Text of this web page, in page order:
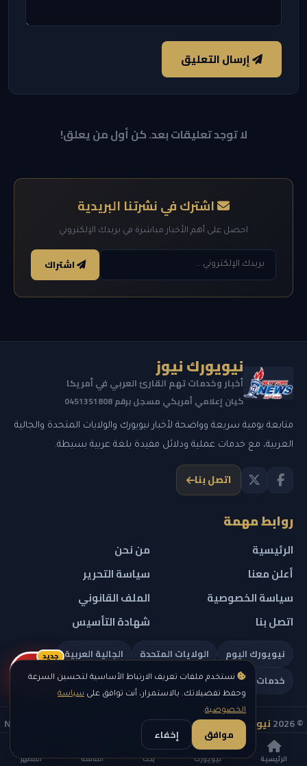
الرئيسية نيويورك بحث القائمة المظهر
نستخدم ملفات تعريف الارتباط الأساسية لتحسين السرعة
وحفظ تفضيلاتك. بالاستمرار، أنت توافق على سياسة
الخصوصية.
موافق إخفاء
إرسال التعليق
لا توجد تعليقات بعد. كن أول من يعلق!
اشترك في نشرتنا البريدية
احصل على أهم الأخبار مباشرة في بريدك الإلكتروني
اشتراك
نيويورك نيوز
أخبار وخدمات تهم القارئ العربي في أمريكا
كيان إعلامي أمريكي مسجل برقم 0451351808
متابعة يومية سريعة وواضحة لأخبار نيويورك والولايات المتحدة والجالية
العربية، مع خدمات عملية ودلائل مفيدة بلغة عربية بسيطة.
اتصل بنا
روابط مهمة
الرئيسية
من نحن
أعلن معنا
سياسة التحرير
سياسة الخصوصية
الملف القانوني
اتصل بنا
شهادة التأسيس
نيويورك اليوم الولايات المتحدة
الجالية العربية
خدمات تهمك
© 2026 نيويورك نيوز
— جميع الحقوق محفوظة — NEW YORK NEWS
IN ARABIC LLC — رقم التسجيل 0451351808
ريلز
جديد